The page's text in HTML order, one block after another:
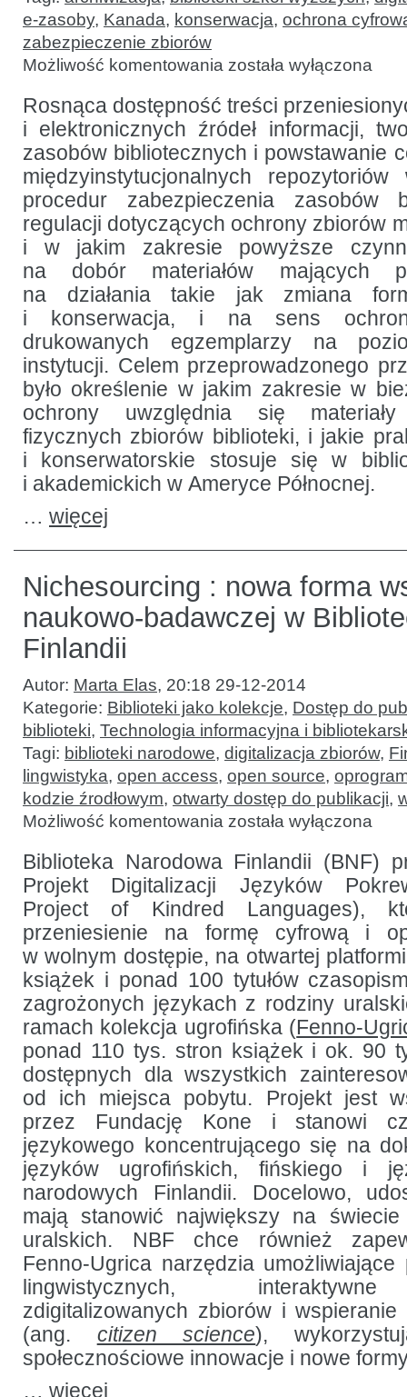
e-zasoby, Kanada, konserwacja, ochrona
zabezpieczenie zbiorów
Możliwość komentowania Bieżące
praktyki
ochrony
zbiorów
bibliotecznych:
sondażowe
została wyłączona
Rosnąca dostępność treści
i elektronicznych źródeł informacji,
zasobów bibliotecznych i powstawanie
międzyinstytucjonalnych
procedur zabezpieczenia zasobów
regulacji dotyczących ochrony zbiorów
i w jakim zakresie powyższe
na dobór materiałów mających
na działania takie jak zmiana
i konserwacja, i na sens
drukowanych egzemplarzy na
instytucji. Celem przeprowadzonego
było określenie w jakim zakresie w
ochrony uwzględnia się
fizycznych zbiorów biblioteki, i jakie
i konserwatorskie stosuje się w
i akademickich w Ameryce Północnej.
… więcej
Nichesourcing : nowa forma
naukowo-badawczej w
Finlandii
Autor: Marta Elas, 20:18 29-12-2014
Kategorie: Biblioteki jako kolekcje, Dostęp do
biblioteki, Technologia informacyjna i
Tagi: biblioteki narodowe, digitalizacja zbiorów,
lingwistyka, open access, open source,
kodzie źrodłowym, otwarty dostęp do publikacji,
Możliwość komentowania Nichesourcing
:
forma
współpracy
naukowo-
badawczej
w Bibliotece
Finlandii
została wyłączona
Biblioteka Narodowa Finlandii (BNF)
Projekt Digitalizacji Języków
Project of Kindred Languages),
przeniesienie na formę cyfrową i
w wolnym dostępie, na otwartej
książek i ponad 100 tytułów
zagrożonych językach z rodziny
ramach kolekcja ugrofińska (Fenno-
ponad 110 tys. stron książek i ok. 90
dostępnych dla wszystkich
od ich miejsca pobytu. Projekt jest
przez Fundację Kone i stanowi
językowego koncentrującego się na
języków ugrofińskich, fińskiego i
narodowych Finlandii. Docelowo,
mają stanowić największy na
uralskich. NBF chce również
Fenno-Ugrica narzędzia umożliwiające
lingwistycznych,
zdigitalizowanych zbiorów i
(ang. citizen science),
społecznościowe innowacje i nowe
… więcej